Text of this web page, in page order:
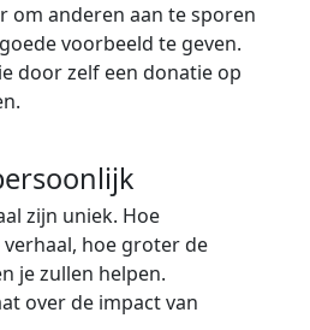
om anderen aan te sporen
voorbeeld te geven.
door zelf een donatie op
zijn uniek. Hoe
hoe groter de
je zullen helpen.
over de impact van